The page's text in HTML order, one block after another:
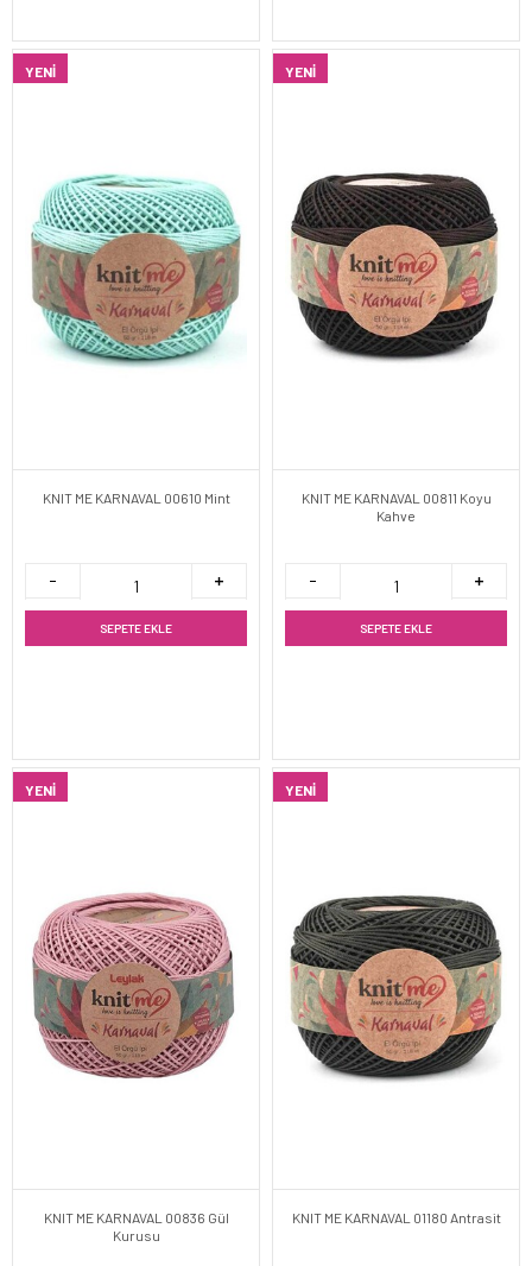
YENI
KNIT ME KARNAVAL 00610 Mint
SEPETE EKLE
YENI
KNIT ME KARNAVAL 00811 Koyu
Kahve
SEPETE EKLE
YENI
KNIT ME KARNAVAL 00836 Gül
Kurusu
YENI
KNIT ME KARNAVAL 01180 Antrasit